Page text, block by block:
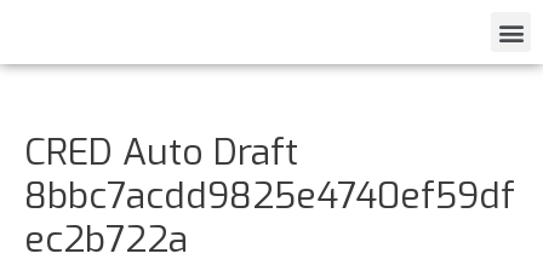
CRED Auto Draft
8bbc7acdd9825e4740ef59df
ec2b722a